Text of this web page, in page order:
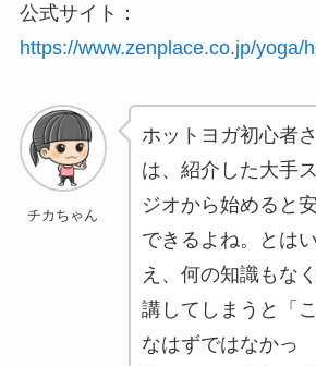
公式サイト：
https://www.zenplace.co.jp/yoga/
チカちゃん
ホットヨガ初心者
は、紹介した大手
ジオから始めると
できるよね。とはい
え、何の知識もな
講してしまうと「
なはずではなかっ